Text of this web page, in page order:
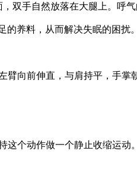
手自然放落在大腿上。呼气
养料，从而解决失眠的困扰。
向前伸直，与肩持平，手掌
个动作做一个静止收缩运动